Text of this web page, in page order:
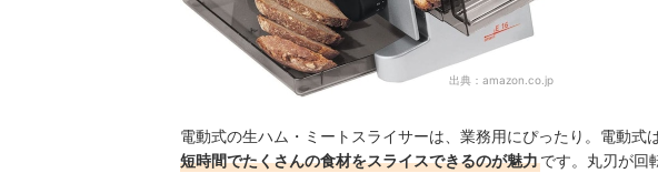
出典： amazon.co.jp
電動式の生ハム・ミートスライサーは、業務用にぴったり。電動式
短時間でたくさんの食材をスライスできるのが魅力です。丸刃が回